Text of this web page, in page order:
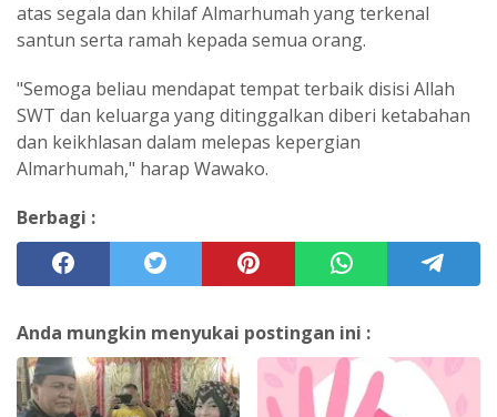
atas segala dan khilaf Almarhumah yang terkenal
santun serta ramah kepada semua orang.
"Semoga beliau mendapat tempat terbaik disisi Allah
SWT dan keluarga yang ditinggalkan diberi ketabahan
dan keikhlasan dalam melepas kepergian
Almarhumah," harap Wawako.
Berbagi :
Anda mungkin menyukai postingan ini :